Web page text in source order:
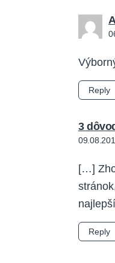
Reply
3
[…]
Reply